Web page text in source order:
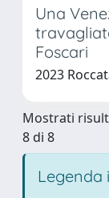
Una
Foscari
2023
Mostrati
8 di 8
Legenda